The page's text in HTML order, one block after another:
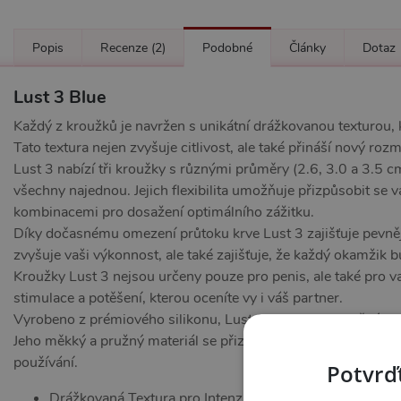
Popis Recenze (2) Podobné Články Dotaz
Lust 3 Blue
Každý z kroužků je navržen s unikátní drážkovanou
Tato textura nejen zvyšuje citlivost, ale také přináší nový
Lust 3 nabízí tři kroužky s různými průměry (2.6, 3.0 a 3.5
všechny najednou. Jejich flexibilita umožňuje přizpůsobit se
kombinacemi pro dosažení optimálního zážitku.
Díky dočasnému omezení průtoku krve Lust 3 zajišťuje
zvyšuje vaši výkonnost, ale také zajišťuje, že každý okamžik
Kroužky Lust 3 nejsou určeny pouze pro penis, ale také pro
stimulace a potěšení, kterou oceníte vy i váš partner.
Vyrobeno z prémiového silikonu, Lust 3 je nejen bezpečný
Jeho měkký a pružný materiál se přizpůsobí vašemu tělu a
používání.